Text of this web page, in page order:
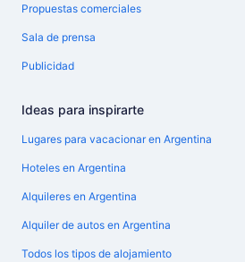
Propuestas comerciales
Sala de prensa
Publicidad
Ideas para inspirarte
Lugares para vacacionar en Argentina
Hoteles en Argentina
Alquileres en Argentina
Alquiler de autos en Argentina
Todos los tipos de alojamiento